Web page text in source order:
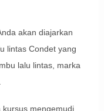
akan diajarkan
lintas Condet yang
lalu lintas, marka
mengemudi